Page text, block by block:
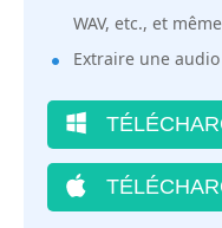
WAV, etc., et
Extraire une